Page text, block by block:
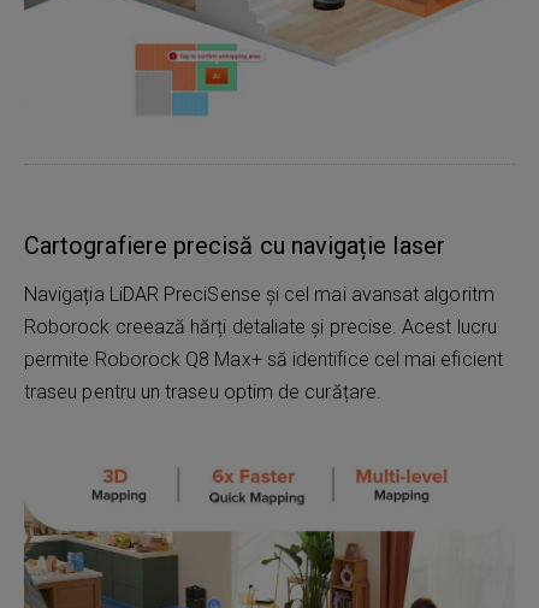
Cartografiere precisă cu navigație laser
Navigația LiDAR PreciSense și cel mai avansat algoritm
Roborock creează hărți detaliate și precise. Acest lucru
permite Roborock Q8 Max+ să identifice cel mai eficient
traseu pentru un traseu optim de curățare.